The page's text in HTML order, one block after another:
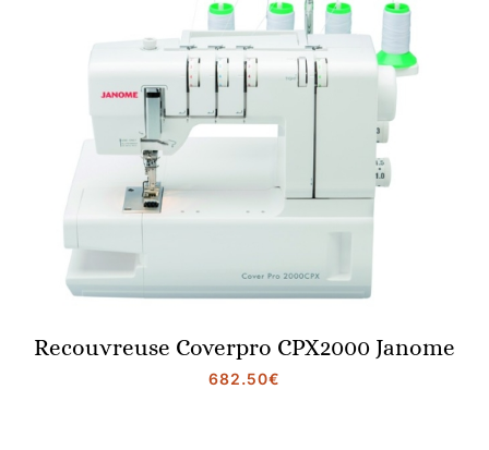
Recouvreuse Coverpro CPX2000 Janome
682.50€